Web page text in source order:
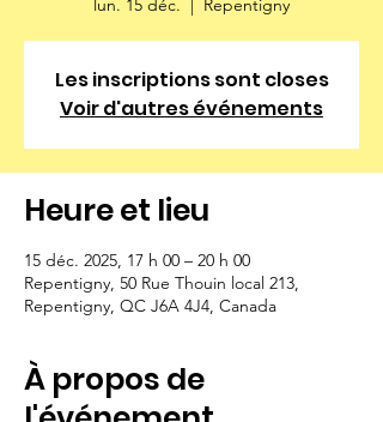
lun. 15 déc.
  |
Repentigny
Les inscriptions sont closes
Voir d'autres événements
Heure et lieu
15 déc. 2025, 17 h 00 – 20 h 00
Repentigny, 50 Rue Thouin local 213,
Repentigny, QC J6A 4J4, Canada
À propos de